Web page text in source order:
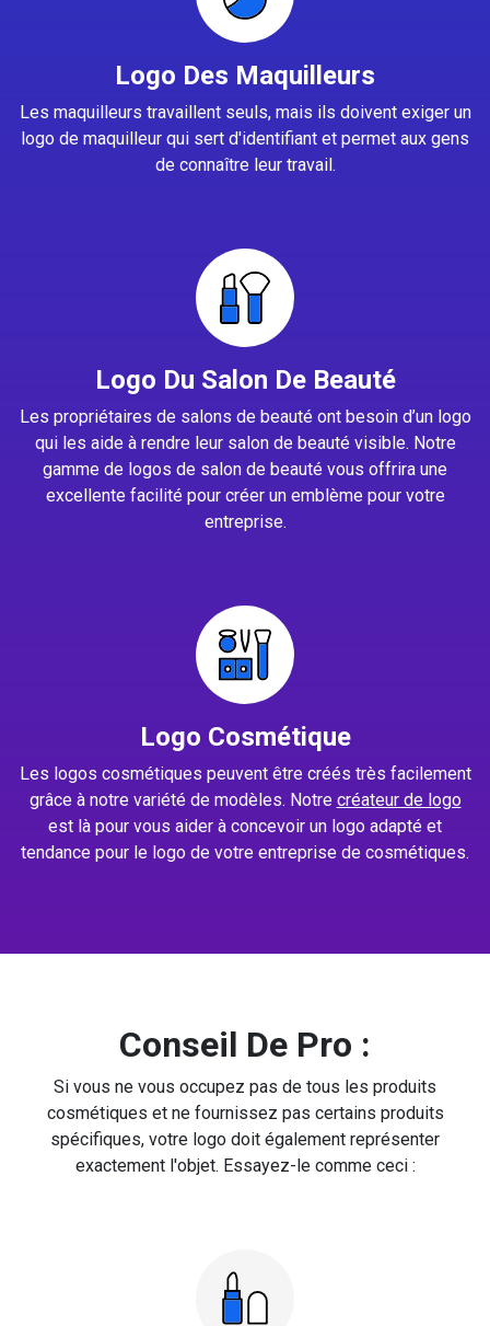
Logo Des Maquilleurs
Les maquilleurs travaillent seuls, mais ils doivent exiger un
logo de maquilleur qui sert d'identifiant et permet aux gens
de connaître leur travail.
Logo Du Salon De Beauté
Les propriétaires de salons de beauté ont besoin d’un logo
qui les aide à rendre leur salon de beauté visible. Notre
gamme de logos de salon de beauté vous offrira une
excellente facilité pour créer un emblème pour votre
entreprise.
Logo Cosmétique
Les logos cosmétiques peuvent être créés très facilement
grâce à notre variété de modèles. Notre créateur de logo
est là pour vous aider à concevoir un logo adapté et
tendance pour le logo de votre entreprise de cosmétiques.
Conseil De Pro :
Si vous ne vous occupez pas de tous les produits
cosmétiques et ne fournissez pas certains produits
spécifiques, votre logo doit également représenter
exactement l'objet. Essayez-le comme ceci :